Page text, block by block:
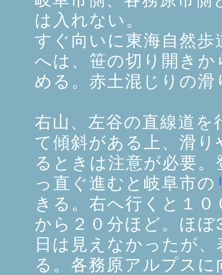
は入れない。
すぐ向いに東海自然
へは、笹の切り開き
める。赤土混じりの
右山、左谷の直線道
て傾斜がある上、滑
るときは注意が必要
っ直ぐ進むと岐阜市の
きる。右へ行くと１
から２０分ほど。ほ
日は見えなかったが
る。各務原アルプス